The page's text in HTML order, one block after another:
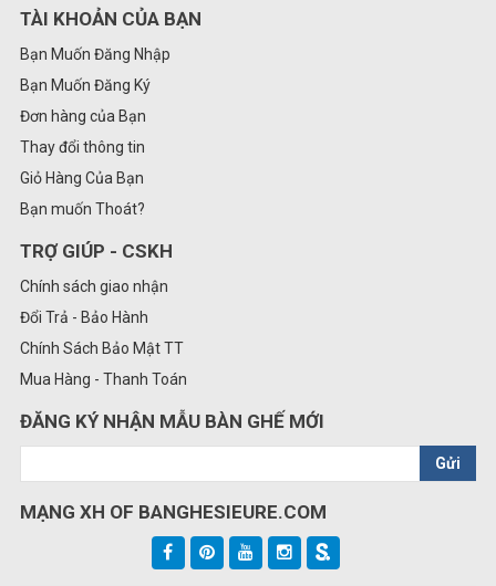
TÀI KHOẢN CỦA BẠN
Bạn Muốn Đăng Nhập
Bạn Muốn Đăng Ký
Đơn hàng của Bạn
Thay đổi thông tin
Giỏ Hàng Của Bạn
Bạn muốn Thoát?
TRỢ GIÚP - CSKH
Chính sách giao nhận
Đổi Trả - Bảo Hành
Chính Sách Bảo Mật TT
Mua Hàng - Thanh Toán
ĐĂNG KÝ NHẬN MẪU BÀN GHẾ MỚI
Gửi
MẠNG XH OF BANGHESIEURE.COM